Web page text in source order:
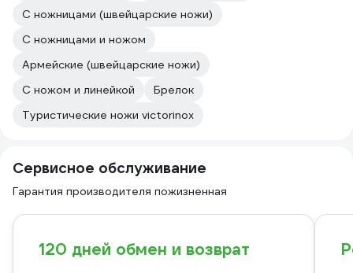
С ножницами (швейцарские ножи)
С ножницами и ножом
Армейские (швейцарские ножи)
С ножом и линейкой
Брелок
Туристические ножи victorinox
Сервисное обслуживание
Гарантия производителя пожизненная
120 дней обмен и возврат